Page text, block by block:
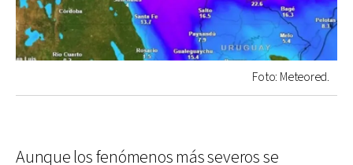
Foto: Meteored.
Aunque los fenómenos más severos se